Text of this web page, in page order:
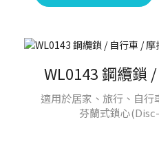
WL0143 鋼纜鎖
適用於居家、旅行、自
芬蘭式鎖心